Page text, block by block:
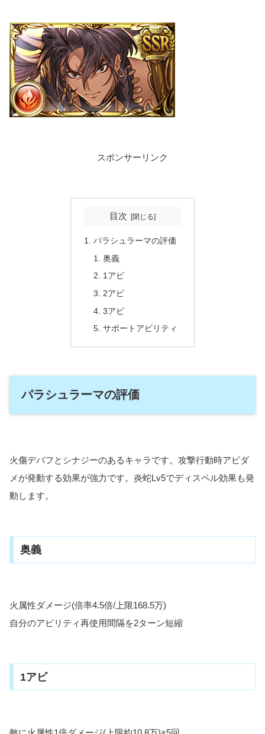
スポンサーリンク
目次
パラシュラーマの評価
奥義
1アビ
2アビ
3アビ
サポートアビリティ
パラシュラーマの評価
火傷デバフとシナジーのあるキャラです。攻撃行動時アビダ
メが発動する効果が強力です。炎蛇Lv5でディスペル効果も発
動します。
奥義
火属性ダメージ(倍率4.5倍/上限168.5万)
自分のアビリティ再使用間隔を2ターン短縮
1アビ